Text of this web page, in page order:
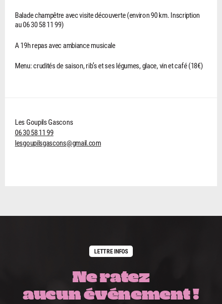
Balade champêtre avec visite découverte (environ 90 km. Inscription
au 06 30 58 11 99)
A 19h repas avec ambiance musicale
Menu: crudités de saison, rib’s et ses légumes, glace, vin et café (18€)
Les Goupils Gascons
06 30 58 11 99
lesgoupilsgascons@gmail.com
LETTRE INFOS
Ne ratez
aucun événement !